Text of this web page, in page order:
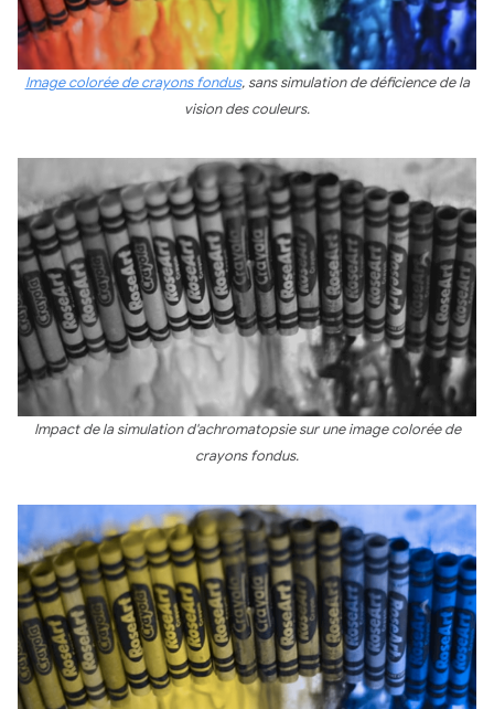
Image colorée de crayons fondus, sans simulation de déficience de la
vision des couleurs.
Impact de la simulation d'achromatopsie sur une image colorée de
crayons fondus.